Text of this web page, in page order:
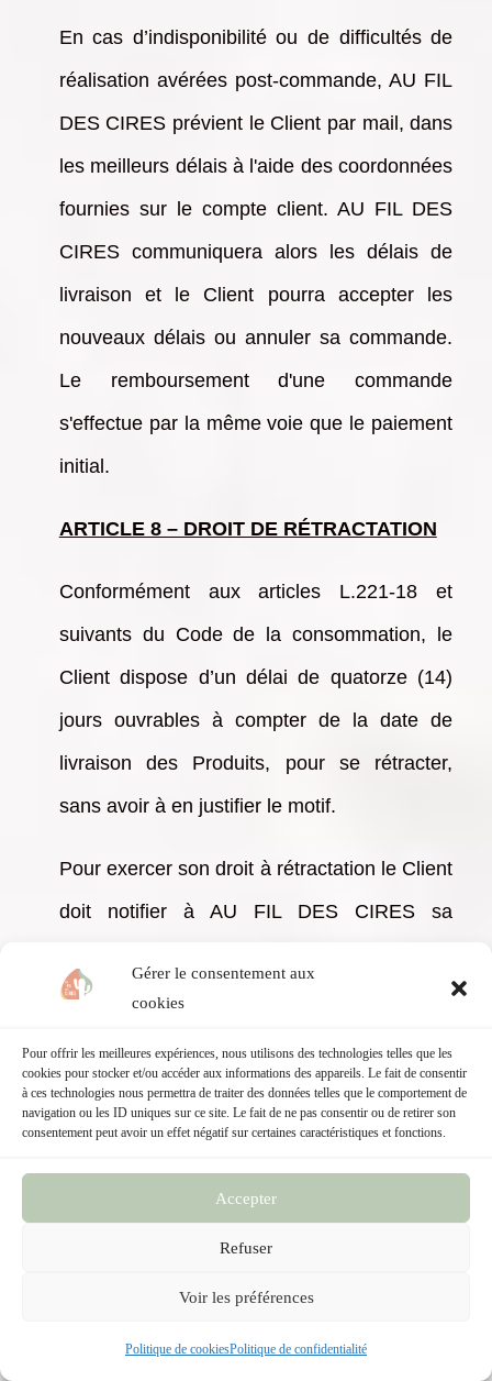
Gérer le consentement aux
cookies
Pour offrir les meilleures expériences, nous utilisons des technologies telles que les
cookies pour stocker et/ou accéder aux informations des appareils. Le fait de consentir
à ces technologies nous permettra de traiter des données telles que le comportement de
navigation ou les ID uniques sur ce site. Le fait de ne pas consentir ou de retirer son
consentement peut avoir un effet négatif sur certaines caractéristiques et fonctions.
Accepter
Refuser
Voir les préférences
Politique de cookiesPolitique de confidentialité
En cas d’indisponibilité ou de difficultés de
réalisation avérées post-commande, AU FIL
DES CIRES prévient le Client par mail, dans
les meilleurs délais à l'aide des coordonnées
fournies sur le compte client. AU FIL DES
CIRES communiquera alors les délais de
livraison et le Client pourra accepter les
nouveaux délais ou annuler sa commande.
Le remboursement d'une commande
s'effectue par la même voie que le paiement
initial.
ARTICLE 8 – DROIT DE RÉTRACTATION
Conformément aux articles L.221-18 et
suivants du Code de la consommation, le
Client dispose d’un délai de quatorze (14)
jours ouvrables à compter de la date de
livraison des Produits, pour se rétracter,
sans avoir à en justifier le motif.
Pour exercer son droit à rétractation le Client
doit notifier à AU FIL DES CIRES sa
déclaration dénue d’ambiguïté par mail, par
accessible sur le Site internet
aufildescires.fr. Si le Client utilise cette
option, AU FIL DES CIRES enverra un
accusé de réception de la rétractation dès sa
prise en charge du courrier/mail.
CIRES s’engage à rembourser les